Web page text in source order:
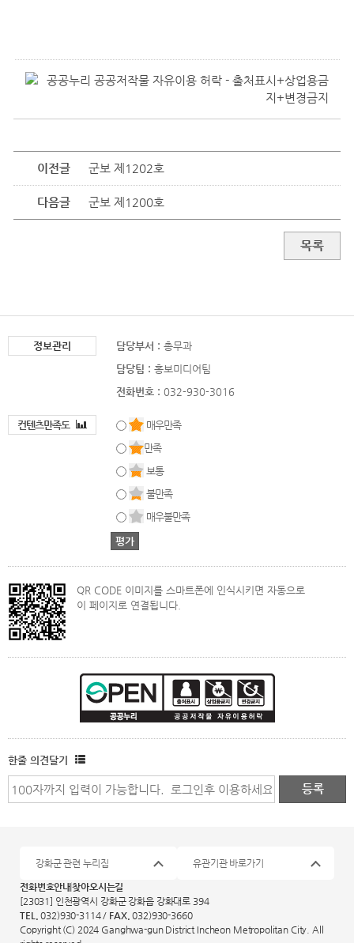
이전글 군보 제1202호
다음글 군보 제1200호
목록
정보관리 담당부서 : 총무과
담당팀 : 홍보미디어팀
전화번호 : 032-930-3016
컨텐츠만족도
매우만족
만족
보통
불만족
매우불만족
QR CODE 이미지를 스마트폰에 인식시키면 자동으로
이 페이지로 연결됩니다.
한줄 의견달기
전화번호안내찾아오시는길
[23031] 인천광역시 강화군 강화읍 강화대로 394
TEL.
032)930-3114 / FAX. 032)930-3660
Copyright (C) 2024 Ganghwa-gun District Incheon Metropolitan City. All
강화군 관련 누리집 유관기관 바로가기